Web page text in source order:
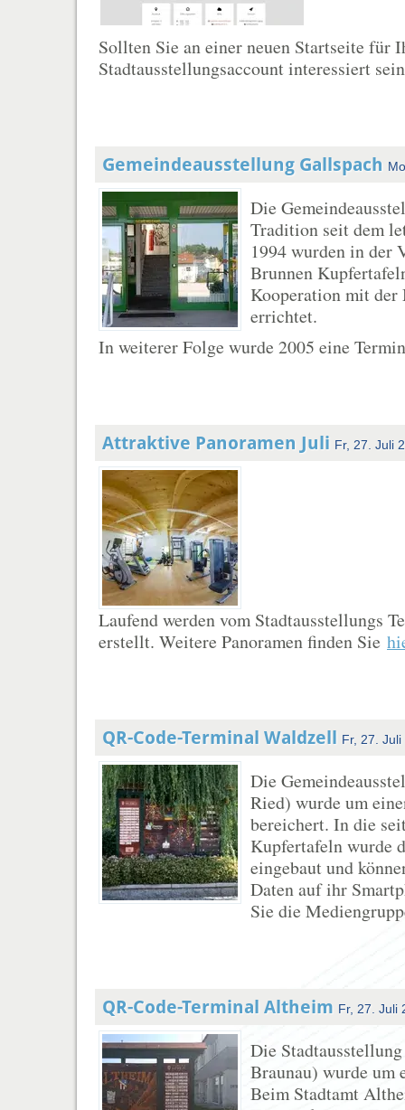
Sollten Sie an einer neuen Startseite für
Stadtausstellungsaccount interessiert
Gemeindeausstellung Gallspach
Die
Tradition seit dem
1994 wurden in der
Brunnen
Kooperation mit der
errichtet.
In weiterer Folge wurde 2005 eine
Attraktive Panoramen Juli Fr, 27. Juli
Laufend werden vom Stadtausstellungs
erstellt. Weitere Panoramen finden Sie
QR-Code-Terminal Waldzell Fr, 27. Juli
Die
Ried) wurde um
bereichert. In die
Kupfertafeln wurde
eingebaut und
Daten auf ihr
Sie die
QR-Code-Terminal Altheim Fr, 27. Juli
Die
Braunau) wurde um
Beim Stadtamt